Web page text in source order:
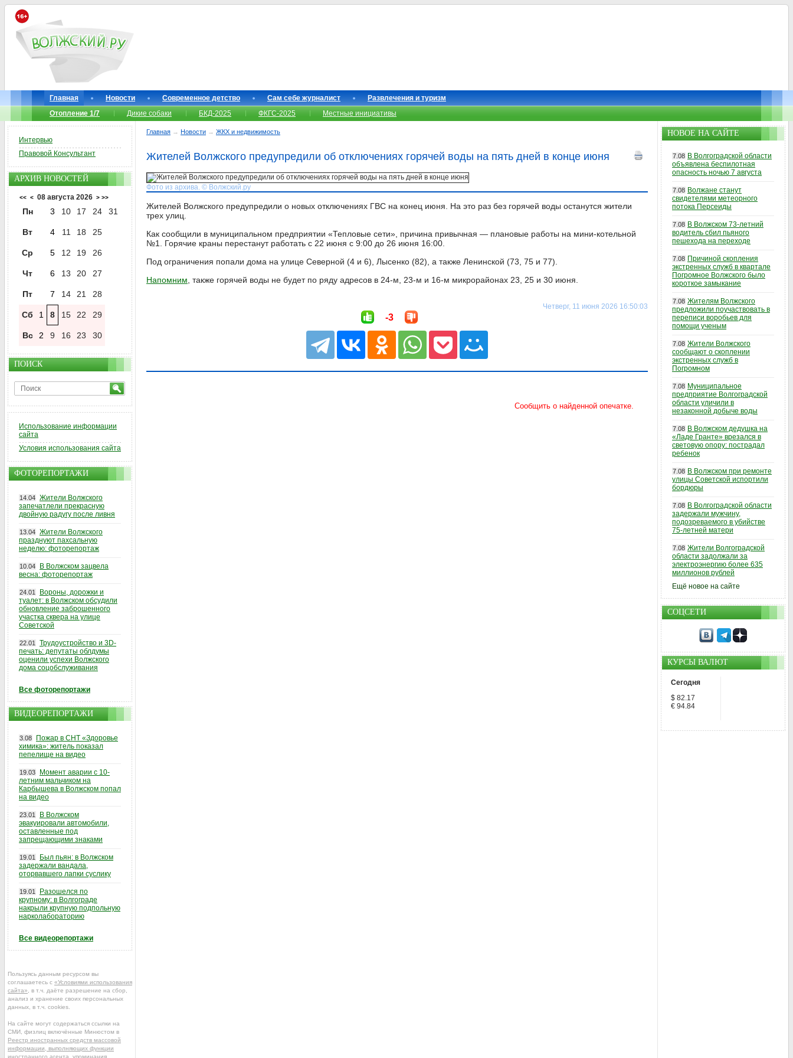
Главная Новости Современное детство Сам себе журналист
Развлечения и туризм
Отопление 1/7
Дикие собаки БКД-2025 ФКГС-2025 Местные инициативы
Главная → Новости → ЖКХ и недвижимость
Жителей Волжского предупредили об отключениях горячей воды на пять дней в конце июня
Фото из архива. © Волжский.ру
Жителей Волжского предупредили о новых отключениях ГВС на конец июня. На это раз без горячей воды останутся жители
трех улиц.
Как сообщили в муниципальном предприятии «Тепловые сети», причина привычная — плановые работы на мини-котельной
№1. Горячие краны перестанут работать с 22 июня с 9:00 до 26 июня 16:00.
Под ограничения попали дома на улице Северной (4 и 6), Лысенко (82), а также Ленинской (73, 75 и 77).
Напомним , также горячей воды не будет по ряду адресов в 24-м, 23-м и 16-м микрорайонах 23, 25 и 30 июня.
Четверг, 11 июня 2026 16:50:03
-3
Интервью
Правовой Консультант
АРХИВ НОВОСТЕЙ
<< < 08 августа 2026 > >>
Пн 3 10 17 24 31
Вт 4 11 18 25
Ср 5 12 19 26
Чт 6 13 20 27
Пт 7 14 21 28
Сб 1 8 15 22 29
Вс 2 9 16 23 30
ПОИСК
Использование информации
сайта
Условия использования сайта
ФОТОРЕПОРТАЖИ
14.04 Жители Волжского
запечатлели прекрасную
двойную радугу после ливня
13.04 Жители Волжского
празднуют пахсальную
неделю: фоторепортаж
10.04
В Волжском зацвела
весна: фоторепортаж
24.01
Вороны, дорожки и
туалет: в Волжском обсудили
обновление заброшенного
участка сквера на улице
Советской
22.01
Трудоустройство и 3D-
печать: депутаты облдумы
оценили успехи Волжского
дома соцобслуживания
Все фоторепортажи
ВИДЕОРЕПОРТАЖИ
3.08
Пожар в СНТ «Здоровье
химика»: житель показал
пепелище на видео
19.03
Момент аварии с 10-
летним мальчиком на
Карбышева в Волжском попал
на видео
23.01
В Волжском
эвакуировали автомобили,
оставленные под
запрещающими знаками
19.01
Был пьян: в Волжском
задержали вандала,
оторвавшего лапки суслику
19.01
Разошелся по
крупному: в Волгограде
накрыли крупную подпольную
нарколабораторию
Все видеорепортажи
Пользуясь данным ресурсом вы
соглашаетесь с «Условиями использования
сайта» , в т.ч. даёте разрешение на сбор,
анализ и хранение своих персональных
данных, в т.ч. cookies.
На сайте могут содержаться ссылки на
СМИ, физлиц включённые Минюстом в
Реестр иностранных средств массовой
информации, выполняющих функции
иностранного агента , упоминания
НОВОЕ НА САЙТЕ
7.08 В Волгоградской области
объявлена беспилотная
опасность ночью 7 августа
7.08 Волжане станут
свидетелями метеорного
потока Персеиды
7.08 В Волжском 73-летний
водитель сбил пьяного
пешехода на переходе
7.08 Причиной скопления
экстренных служб в квартале
Погромное Волжского было
короткое замыкание
7.08 Жителям Волжского
предложили поучаствовать в
переписи воробьев для
помощи ученым
7.08 Жители Волжского
сообщают о скоплении
экстренных служб в
Погромном
7.08 Муниципальное
предприятие Волгоградской
области уличили в
незаконной добыче воды
7.08 В Волжском дедушка на
«Ладе Гранте» врезался в
световую опору: пострадал
ребенок
7.08 В Волжском при ремонте
улицы Советской испортили
бордюры
7.08 В Волгоградской области
задержали мужчину,
подозреваемого в убийстве
75-летней матери
7.08 Жители Волгоградской
области задолжали за
электроэнергию более 635
миллионов рублей
Ещё новое на сайте
СОЦСЕТИ
КУРСЫ ВАЛЮТ
Сегодня
$ 82.17
€ 94.84